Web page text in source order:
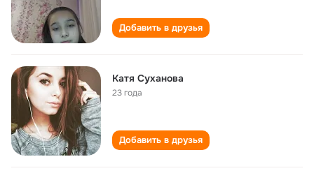
Добавить в друзья
Катя Суханова
23 года
Добавить в друзья